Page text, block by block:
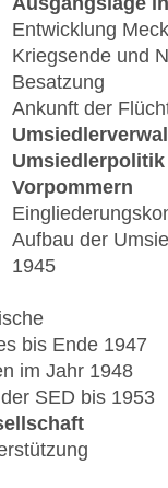
Entwicklung
Kriegsende und
Besatzung
Ankunft der
Vorpommern
Aufbau der
1945
bis Ende 1947
im Jahr 1948
SED bis 1953